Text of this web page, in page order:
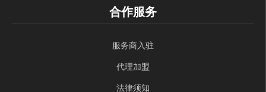
合作服务
服务商入驻
代理加盟
法律须知